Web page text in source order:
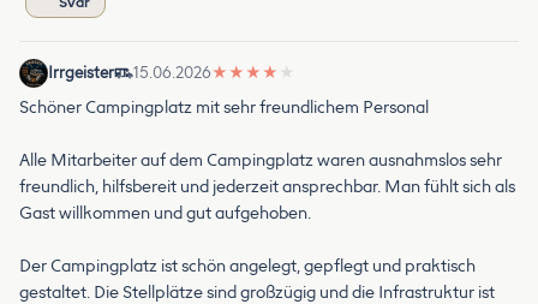
Irrgeister 15.06.2026★ ★ ★ ★ ★
Schöner Campingplatz mit sehr freundlichem Personal
Alle Mitarbeiter auf dem Campingplatz waren ausnahmslos sehr
freundlich, hilfsbereit und jederzeit ansprechbar. Man fühlt sich als
Gast willkommen und gut aufgehoben.
Der Campingplatz ist schön angelegt, gepflegt und praktisch
gestaltet. Die Stellplätze sind großzügig und die Infrastruktur ist